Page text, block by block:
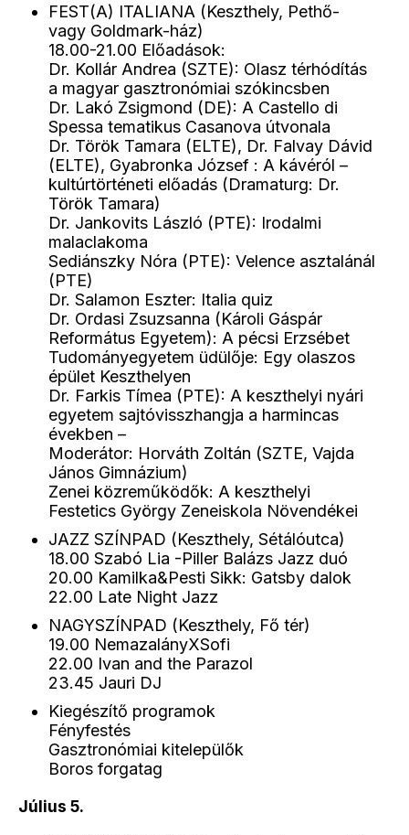
FEST(A) ITALIANA (Keszthely, Pethő-
vagy Goldmark-ház)
18.00-21.00 Előadások:
Dr. Kollár Andrea (SZTE): Olasz térhódítás
a magyar gasztronómiai szókincsben
Dr. Lakó Zsigmond (DE): A Castello di
Spessa tematikus Casanova útvonala
Dr. Török Tamara (ELTE), Dr. Falvay Dávid
(ELTE), Gyabronka József : A kávéról –
kultúrtörténeti előadás (Dramaturg: Dr.
Török Tamara)
Dr. Jankovits László (PTE): Irodalmi
malaclakoma
Sediánszky Nóra (PTE): Velence asztalánál
(PTE)
Dr. Salamon Eszter: Italia quiz
Dr. Ordasi Zsuzsanna (Károli Gáspár
Református Egyetem): A pécsi Erzsébet
Tudományegyetem üdülője: Egy olaszos
épület Keszthelyen
Dr. Farkis Tímea (PTE): A keszthelyi nyári
egyetem sajtóvisszhangja a harmincas
években –
Moderátor: Horváth Zoltán (SZTE, Vajda
János Gimnázium)
Zenei közreműködők: A keszthelyi
Festetics György Zeneiskola Növendékei
JAZZ SZÍNPAD (Keszthely, Sétálóutca)
18.00 Szabó Lia -Piller Balázs Jazz duó
20.00 Kamilka&Pesti Sikk: Gatsby dalok
22.00 Late Night Jazz
NAGYSZÍNPAD (Keszthely, Fő tér)
19.00 NemazalányXSofi
22.00 Ivan and the Parazol
23.45 Jauri DJ
Kiegészítő programok
Fényfestés
Gasztronómiai kitelepülők
Boros forgatag
Július 5.